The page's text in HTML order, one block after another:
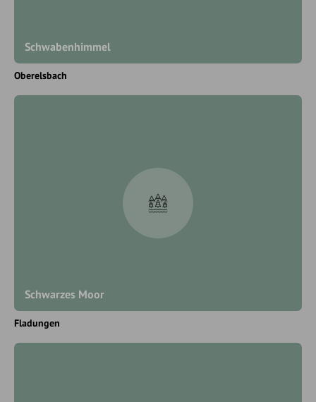
Schwabenhimmel
Oberelsbach
Schwarzes Moor
Fladungen